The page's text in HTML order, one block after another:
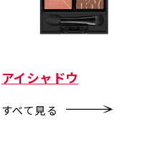
アイシャドウ
すべて見る